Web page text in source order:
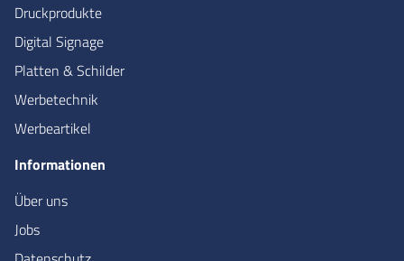
Druckprodukte
Digital Signage
Platten & Schilder
Werbetechnik
Werbeartikel
Informationen
Über uns
Jobs